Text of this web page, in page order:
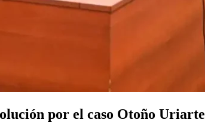
por el caso Otoño Uriarte